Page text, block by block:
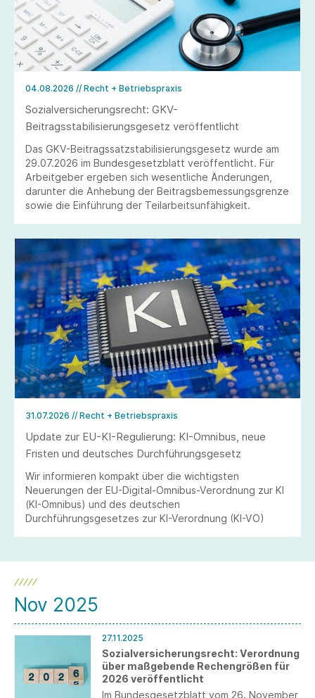
04.08.2026 // Recht + Betriebspraxis
Sozialversicherungsrecht: GKV-
Beitragsstabilisierungsgesetz veröffentlicht
Das GKV-Beitragssatzstabilisierungsgesetz wurde am
29.07.2026 im Bundesgesetzblatt veröffentlicht. Für
Arbeitgeber ergeben sich wesentliche Änderungen,
darunter die Anhebung der Beitragsbemessungsgrenze
sowie die Einführung der Teilarbeitsunfähigkeit.
31.07.2026 // Recht + Betriebspraxis
Update zur EU-KI-Regulierung: KI-Omnibus, neue
Fristen und deutsches Durchführungsgesetz
Wir informieren kompakt über die wichtigsten
Neuerungen der EU-Digital-Omnibus-Verordnung zur KI
(KI-Omnibus) und des deutschen
Durchführungsgesetzes zur KI-Verordnung (KI-VO)
Nov 2025
27.11.2025
Sozialversicherungsrecht: Verordnung
über maßgebende Rechengrößen für
2026 veröffentlicht
Im Bundesgesetzblatt vom 26. November